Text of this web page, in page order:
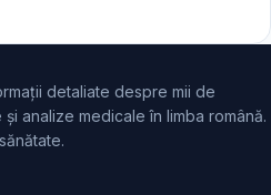
detaliate despre mii de
analize medicale în limba română.